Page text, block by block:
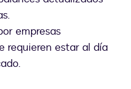
empresas
requieren estar al día